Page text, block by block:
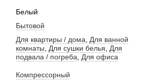
Белый
Бытовой
Для квартиры / дома
Для ванной
комнаты
Для сушки белья
Для
подвала / погреба
Для офиса
Компрессорный